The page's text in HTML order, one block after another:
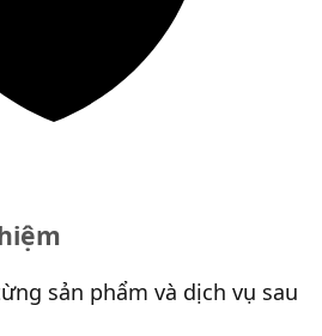
sản phẩm và dịch vụ sau